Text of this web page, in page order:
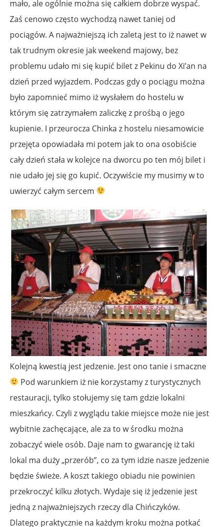
mało, ale ogólnie można się całkiem dobrze wyspać.
Zaś cenowo często wychodzą nawet taniej od
pociągów. A najważniejszą ich zaletą jest to iż nawet w
tak trudnym okresie jak weekend majowy, bez
problemu udało mi się kupić bilet z Pekinu do Xi’an na
dzień przed wyjazdem. Podczas gdy o pociągu można
było zapomnieć mimo iż wysłałem do hostelu w
którym się zatrzymałem zaliczkę z prośbą o jego
kupienie. I przeurocza Chinka z hostelu niesamowicie
przejęta opowiadała mi potem jak to ona osobiście
cały dzień stała w kolejce na dworcu po ten mój bilet i
nie udało jej się go kupić. Oczywiście my musimy w to
uwierzyć całym sercem
Kolejną kwestią jest jedzenie. Jest ono tanie i smaczne
Pod warunkiem iż nie korzystamy z turystycznych
restauracji, tylko stołujemy się tam gdzie lokalni
mieszkańcy. Czyli z wyglądu takie miejsce może nie jest
wybitnie zachęcające, ale za to w środku można
zobaczyć wiele osób. Daje nam to gwarancję iż taki
lokal ma duży „przerób”, co za tym idzie nasze jedzenie
będzie świeże. A koszt takiego obiadu nie powinien
przekroczyć kilku złotych. Wydaje się iż jedzenie jest
jedną z najważniejszych rzeczy dla Chińczyków.
Dlatego praktycznie na każdym kroku można potkać